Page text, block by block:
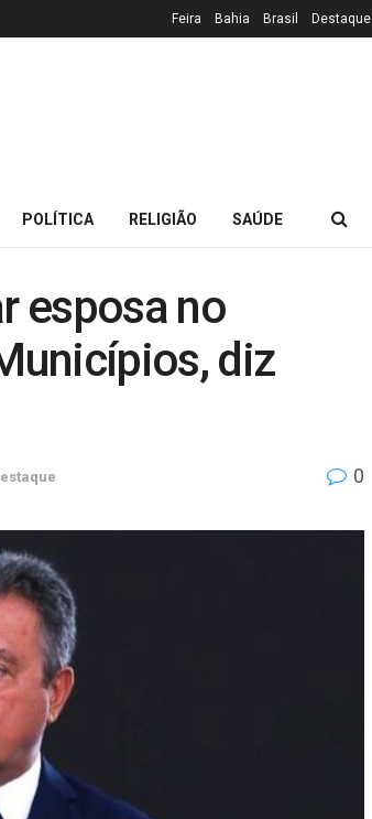
Feira Bahia Brasil Destaque
POLÍTICA RELIGIÃO SAÚDE
esposa no
diz
0